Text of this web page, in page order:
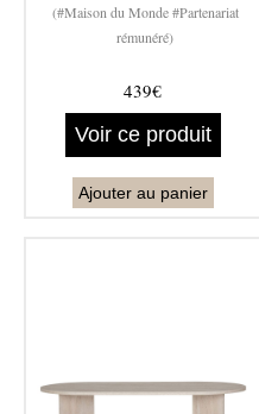
(#Maison du Monde #Partenariat
rémunéré)
439€
Voir ce produit
Ajouter au panier